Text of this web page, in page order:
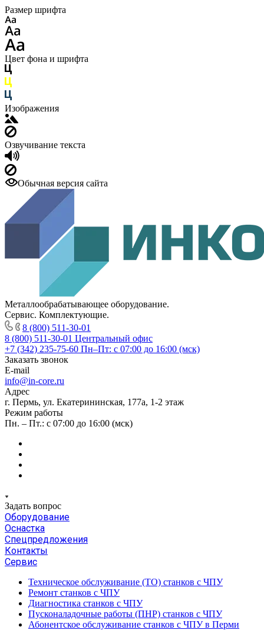
Размер шрифта
Цвет фона и шрифта
Изображения
Озвучивание текста
Обычная версия сайта
Металлообрабатывающее оборудование.
Сервис. Комплектующие.
8 (800) 511-30-01
8 (800) 511-30-01 Центральный офис
+7 (342) 235-75-60 Пн–Пт: с 07:00 до 16:00 (мск)
Заказать звонок
E-mail
info@in-core.ru
Адрес
г. Пермь, ул. ​Екатерининская, 177а, ​1-2 этаж
Режим работы
Пн. – Пт.: с 07:00 до 16:00 (мск)
Задать вопрос
Оборудование
Оснастка
Спецпредложения
Контакты
Сервис
Техническое обслуживание (ТО) станков с ЧПУ
Ремонт станков с ЧПУ
Диагностика станков с ЧПУ
Пусконаладочные работы (ПНР) станков с ЧПУ
Абонентское обслуживание станков с ЧПУ в Перми